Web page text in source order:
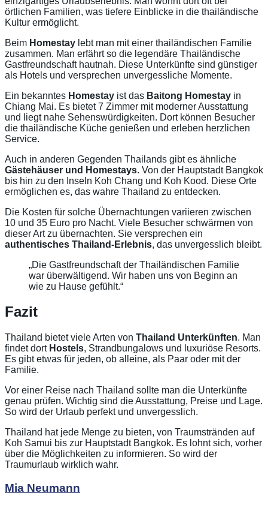
örtlichen Familien, was tiefere Einblicke in die thailändische
Kultur ermöglicht.
Beim Homestay lebt man mit einer thailändischen Familie
zusammen. Man erfährt so die legendäre Thailändische
Gastfreundschaft hautnah. Diese Unterkünfte sind günstiger
als Hotels und versprechen unvergessliche Momente.
Ein bekanntes Homestay ist das Baitong Homestay in
Chiang Mai. Es bietet 7 Zimmer mit moderner Ausstattung
und liegt nahe Sehenswürdigkeiten. Dort können Besucher
die thailändische Küche genießen und erleben herzlichen
Service.
Auch in anderen Gegenden Thailands gibt es ähnliche
Gästehäuser und Homestays. Von der Hauptstadt Bangkok
bis hin zu den Inseln Koh Chang und Koh Kood. Diese Orte
ermöglichen es, das wahre Thailand zu entdecken.
Die Kosten für solche Übernachtungen variieren zwischen
10 und 35 Euro pro Nacht. Viele Besucher schwärmen von
dieser Art zu übernachten. Sie versprechen ein
authentisches Thailand-Erlebnis, das unvergesslich bleibt.
„Die Gastfreundschaft der Thailändischen Familie
war überwältigend. Wir haben uns von Beginn an
wie zu Hause gefühlt.“
Fazit
Thailand bietet viele Arten von Thailand Unterkünften. Man
findet dort Hostels, Strandbungalows und luxuriöse Resorts.
Es gibt etwas für jeden, ob alleine, als Paar oder mit der
Familie.
Vor einer Reise nach Thailand sollte man die Unterkünfte
genau prüfen. Wichtig sind die Ausstattung, Preise und Lage.
So wird der Urlaub perfekt und unvergesslich.
Thailand hat jede Menge zu bieten, von Traumstränden auf
Koh Samui bis zur Hauptstadt Bangkok. Es lohnt sich, vorher
über die Möglichkeiten zu informieren. So wird der
Traumurlaub wirklich wahr.
Mia Neumann